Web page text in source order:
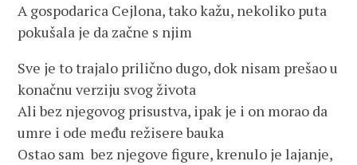
A gospodarica Cejlona, tako kažu, nekoliko puta
pokušala je da začne s njim
Sve je to trajalo prilično dugo, dok nisam prešao u
konačnu verziju svog života
Ali bez njegovog prisustva, ipak je i on morao da
umre i ode među režisere bauka
Ostao sam bez njegove figure, krenulo je lajanje,